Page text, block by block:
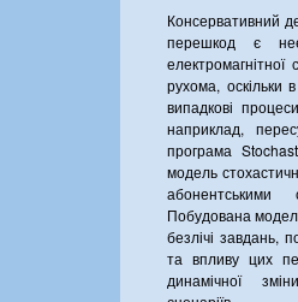
Консервативний
перешкод є
рухома, оскільки
випадкові
наприклад,
програма
модель
абонентськими
Побудована
безлічі завдань,
та впливу цих
динамічної